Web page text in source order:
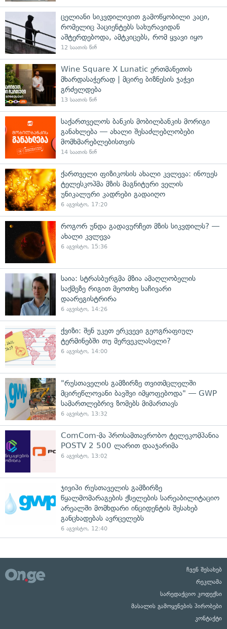
ცელიანი სიკვდილივით გამოწყობილი კაცი,
რომელიც პაციენტებს სახურავიდან
აშტერდებოდა, ამტკიცებს, რომ ყვავი იყო
12 საათის წინ
Wine Square X Lunatic ერთმანეთის
მხარდასაჭერად | მცირე ბიზნესის ჯაჭვი
გრძელდება
13 საათის წინ
საქართველოს ბანკის მობილბანკის მორიგი
განახლება — ახალი შესაძლებლობები
მომხმარებლებისთვის
14 საათის წინ
ქართველი ფიზიკოსის ახალი კვლევა: ინოუეს
ტელესკოპმა მზის მაგნიტური ველის
უნიკალური კადრები გადაიღო
6 აგვისტო, 17:20
როგორ უნდა გადავურჩეთ მზის სიკვდილს? —
ახალი კვლევა
6 აგვისტო, 15:36
საია: სტრასბურგმა მზია ამაღლობელის
საქმეზე რიგით მეოთხე საჩივარი
დაარეგისტრირა
6 აგვისტო, 14:26
ქვიზი: შენ უკეთ ერკვევი გეოგრაფიულ
ტერმინებში თუ მერვეკლასელი?
6 აგვისტო, 14:00
"რუსთაველის გამზირზე თვითმცლელში
მცირეწლოვანი ბავშვი იმყოფებოდა" — GWP
სამართლებრივ ზომებს მიმართავს
6 აგვისტო, 13:32
ComCom-მა პროსამთავრობო ტელეკომპანია
POSTV 2 500 ლარით დააჯარიმა
6 აგვისტო, 13:02
ჯივიპი რუსთაველის გამზირზე
წყალმომარაგების ქსელების სარეაბილიტაციო
არეალში მომხდარი ინციდენტის შესახებ
განცხადებას ავრცელებს
6 აგვისტო, 12:40
ჩვენ შესახებ
რეკლამა
სარედაქციო კოდექსი
მასალის გამოყენების პირობები
კონტაქტი